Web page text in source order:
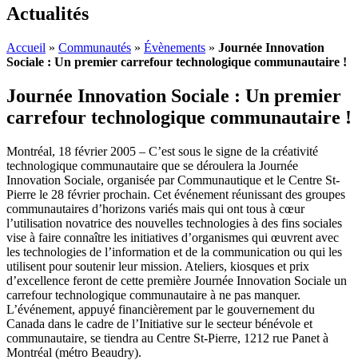
Actualités
Accueil » Communautés » Évènements » Journée Innovation
Sociale : Un premier carrefour technologique communautaire !
Journée Innovation Sociale : Un premier
carrefour technologique communautaire !
Montréal, 18 février 2005 – C’est sous le signe de la créativité
technologique communautaire que se déroulera la Journée
Innovation Sociale, organisée par Communautique et le Centre St-
Pierre le 28 février prochain. Cet événement réunissant des groupes
communautaires d’horizons variés mais qui ont tous à cœur
l’utilisation novatrice des nouvelles technologies à des fins sociales
vise à faire connaître les initiatives d’organismes qui œuvrent avec
les technologies de l’information et de la communication ou qui les
utilisent pour soutenir leur mission. Ateliers, kiosques et prix
d’excellence feront de cette première Journée Innovation Sociale un
carrefour technologique communautaire à ne pas manquer.
L’événement, appuyé financièrement par le gouvernement du
Canada dans le cadre de l’Initiative sur le secteur bénévole et
communautaire, se tiendra au Centre St-Pierre, 1212 rue Panet à
Montréal (métro Beaudry).